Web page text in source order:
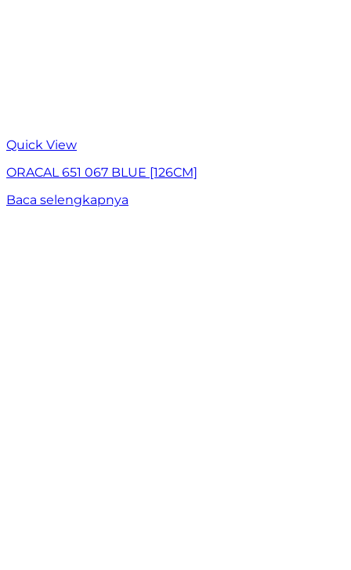
Quick View
ORACAL 651 067 BLUE [126CM]
Baca selengkapnya